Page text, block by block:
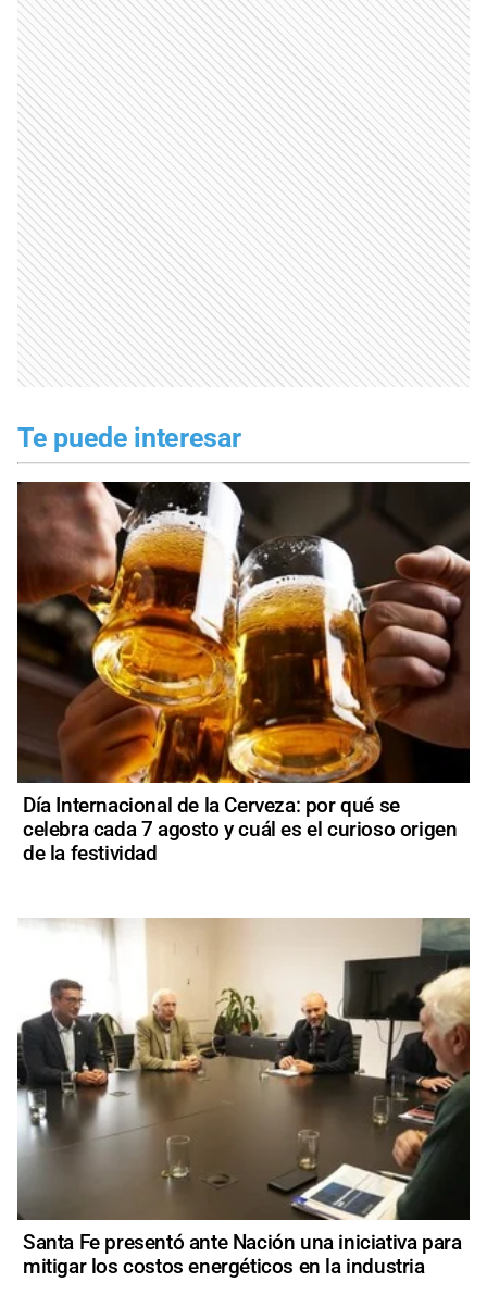
Te puede interesar
Día Internacional de la Cerveza: por qué se
celebra cada 7 agosto y cuál es el curioso origen
de la festividad
Santa Fe presentó ante Nación una iniciativa para
mitigar los costos energéticos en la industria